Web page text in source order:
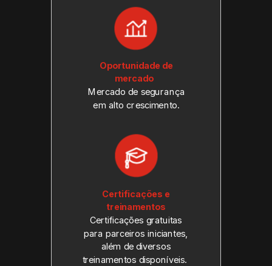
Oportunidade de
mercado
Mercado de segurança
em alto crescimento.
Certificações e
treinamentos
Certificações gratuitas
para parceiros iniciantes,
além de diversos
treinamentos disponíveis.